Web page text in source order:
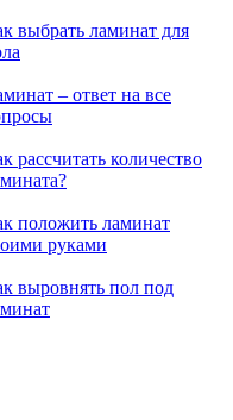
выбрать ламинат для
– ответ на все
рассчитать количество
положить ламинат
руками
выровнять пол под